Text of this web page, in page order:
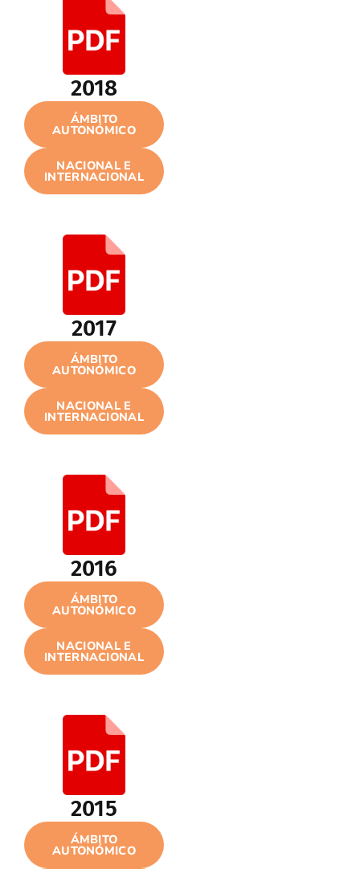
2018
ÁMBITO
AUTONÓMICO
NACIONAL E
INTERNACIONAL
2017
ÁMBITO
AUTONÓMICO
NACIONAL E
INTERNACIONAL
2016
ÁMBITO
AUTONÓMICO
NACIONAL E
INTERNACIONAL
2015
ÁMBITO
AUTONÓMICO